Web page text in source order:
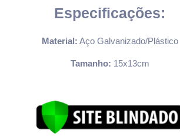
Especificações:
Material: Aço Galvanizado/Plástico
Tamanho: 15x13cm